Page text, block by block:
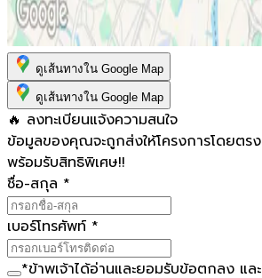
ดูเส้นทางใน Google Map
ดูเส้นทางใน Google Map
🔥 ลงทะเบียนแจ้งความสนใจ
ข้อมูลของคุณจะถูกส่งให้โครงการโดยตรง
พร้อมรับสิทธิพิเศษ!!
ชื่อ-สกุล *
เบอร์โทรศัพท์ *
*ข้าพเจ้าได้อ่านและยอมรับข้อตกลง และ